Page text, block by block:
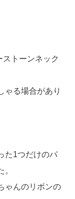
トーンネック
ゃる場合があり
た1つだけのパ
ゃんのリボンの